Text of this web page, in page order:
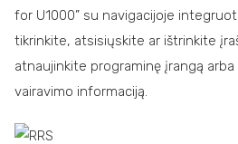
for U1000” su navigacijoje
tikrinkite, atsisiųskite ar ištrinkite
atnaujinkite programinę įrangą
vairavimo informaciją.